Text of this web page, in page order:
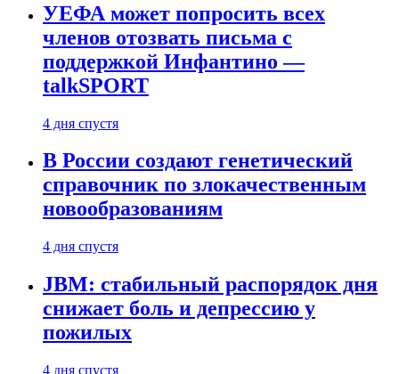
УЕФА может попросить всех
членов отозвать письма с
поддержкой Инфантино —
talkSPORT
4 дня спустя
В России создают генетический
справочник по злокачественным
новообразованиям
4 дня спустя
JBM: стабильный распорядок дня
снижает боль и депрессию у
пожилых
4 дня спустя